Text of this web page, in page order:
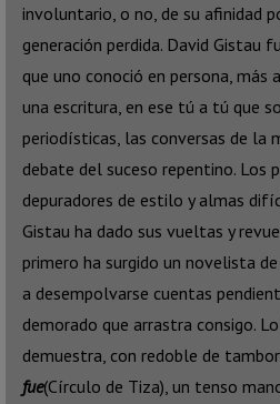
involuntario, o no, de su afinidad
generación perdida. David Gistau
que uno conoció en persona, más
una escritura, en ese tú a tú que
periodísticas, las conversas de la
debate del suceso repentino. Los
depuradores de estilo y almas
Gistau ha dado sus vueltas y
primero ha surgido un novelista
a desempolvarse cuentas
demorado que arrastra consigo.
demuestra, con redoble de
fue(Círculo de Tiza), un tenso